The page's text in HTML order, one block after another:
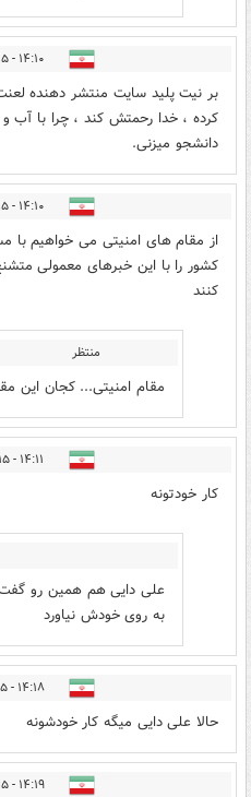
۱۴:۱۰ - ۱۴۰۲/۰۳/۱۵
بر نیت پلید سایت منتشر دهنده
کرده ، خدا رحمتش کند ، چرا با آب
دانشجو میزنی.
۱۴:۱۰ - ۱۴۰۲/۰۳/۱۵
از مقام های امنیتی می خواهیم با
کشور را با این خبرهای معمولی
کنند
منتظر
مقام امنیتی... کجان این
۱۴:۱۱ - ۱۴۰۲/۰۳/۱۵
کار خودتونه
علی دایی هم همین رو
به روی خودش نیاورد
۱۴:۱۸ - ۱۴۰۲/۰۳/۱۵
حالا علی دایی میگه کار خودشونه
۱۴:۱۹ - ۱۴۰۲/۰۳/۱۵